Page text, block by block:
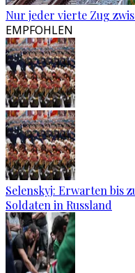
Nur jeder vierte Zug
EMPFOHLEN
Selenskyj: Erwarten bis
Soldaten in Russland